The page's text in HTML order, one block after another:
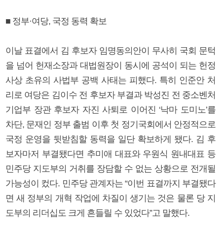
■ 정부·여당, 국정 동력 확보
이날 표결에서 김 후보자 임명동의안이 무사히 국회 문턱
을 넘어 헌재소장과 대법원장이 동시에 공석이 되는 헌정
사상 초유의 사법부 공백 사태는 피했다. 특히 인준안 처
리로 여당은 김이수 전 후보자 부결과 박성진 전 중소벤처
기업부 장관 후보자 자진 사퇴로 이어진 ‘낙마 도미노’를
차단, 문재인 정부 출범 이후 첫 정기국회에서 안정적으로
국정 운영을 뒷받침할 동력을 일단 확보하게 됐다. 김 후
보자마저 부결됐다면 추미애 대표와 우원식 원내대표 등
민주당 지도부의 거취를 장담할 수 없는 상황으로 전개될
가능성이 컸다. 민주당 관계자는 “이번 표결까지 부결됐다
면 새 정부의 개혁 작업에 차질이 생기는 것은 물론 당 지
도부의 리더십도 크게 흔들릴 수 있었다”고 말했다.